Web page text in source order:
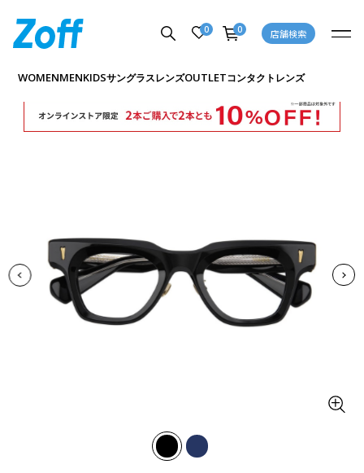
0 0 店舗検索
WOMENMENKIDSサングラスレンズOUTLETコンタクトレンズ
商品詳細ページへ